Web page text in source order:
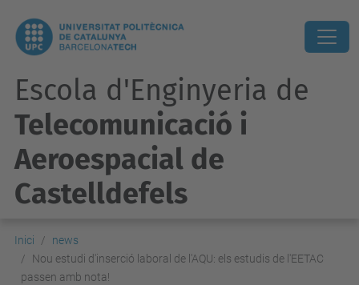
Escola d'Enginyeria de
Telecomunicació i
Aeroespacial de
Castelldefels
Inici
news
Nou estudi d'inserció laboral de l'AQU: els estudis de l'EETAC
passen amb nota!